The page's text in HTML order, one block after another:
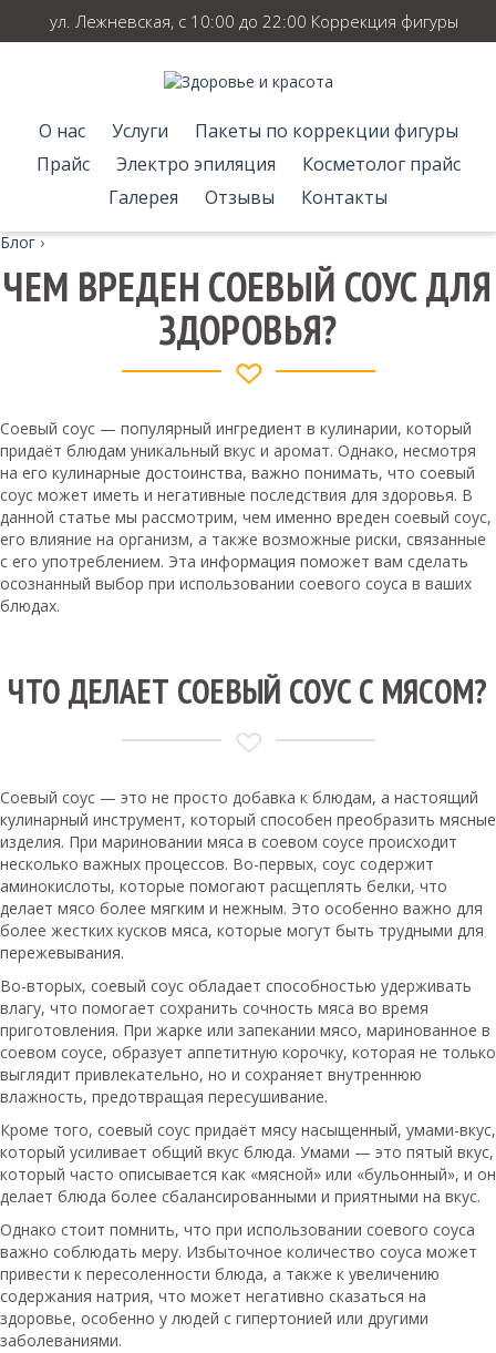
ул. Лежневская, с 10:00 до 22:00 Коррекция фигуры
О нас Услуги
Пакеты по коррекции фигуры
Прайс
Электро эпиляция
Косметолог прайс
Галерея
Отзывы Контакты
Блог ›
ЧЕМ ВРЕДЕН СОЕВЫЙ СОУС ДЛЯ
ЗДОРОВЬЯ?
Соевый соус — популярный ингредиент в кулинарии, который
придаёт блюдам уникальный вкус и аромат. Однако, несмотря
на его кулинарные достоинства, важно понимать, что соевый
соус может иметь и негативные последствия для здоровья. В
данной статье мы рассмотрим, чем именно вреден соевый соус,
его влияние на организм, а также возможные риски, связанные
с его употреблением. Эта информация поможет вам сделать
осознанный выбор при использовании соевого соуса в ваших
блюдах.
ЧТО ДЕЛАЕТ СОЕВЫЙ СОУС С МЯСОМ?
Соевый соус — это не просто добавка к блюдам, а настоящий
кулинарный инструмент, который способен преобразить мясные
изделия. При мариновании мяса в соевом соусе происходит
несколько важных процессов. Во-первых, соус содержит
аминокислоты, которые помогают расщеплять белки, что
делает мясо более мягким и нежным. Это особенно важно для
более жестких кусков мяса, которые могут быть трудными для
пережевывания.
Во-вторых, соевый соус обладает способностью удерживать
влагу, что помогает сохранить сочность мяса во время
приготовления. При жарке или запекании мясо, маринованное в
соевом соусе, образует аппетитную корочку, которая не только
выглядит привлекательно, но и сохраняет внутреннюю
влажность, предотвращая пересушивание.
Кроме того, соевый соус придаёт мясу насыщенный, умами-вкус,
который усиливает общий вкус блюда. Умами — это пятый вкус,
который часто описывается как «мясной» или «бульонный», и он
делает блюда более сбалансированными и приятными на вкус.
Однако стоит помнить, что при использовании соевого соуса
важно соблюдать меру. Избыточное количество соуса может
привести к пересоленности блюда, а также к увеличению
содержания натрия, что может негативно сказаться на
здоровье, особенно у людей с гипертонией или другими
заболеваниями.